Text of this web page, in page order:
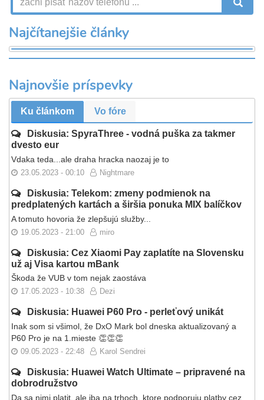
Najčítanejšie články
Najnovšie príspevky
Ku článkom Vo fóre
Diskusia: SpyraThree - vodná puška za takmer
dvesto eur
Vdaka teda...ale draha hracka naozaj je to
23.05.2023 - 00:10 Nightmare
Diskusia: Telekom: zmeny podmienok na
predplatených kartách a širšia ponuka MIX balíčkov
A tomuto hovoria že zlepšujú služby...
19.05.2023 - 21:00 miro
Diskusia: Cez Xiaomi Pay zaplatíte na Slovensku
už aj Visa kartou mBank
Škoda že VUB v tom nejak zaostáva
17.05.2023 - 10:38 Dezi
Diskusia: Huawei P60 Pro - perleťový unikát
Inak som si všimol, že DxO Mark bol dneska aktualizovaný a
P60 Pro je na 1.mieste 👏👏👏
09.05.2023 - 22:48 Karol Sendrei
Diskusia: Huawei Watch Ultimate – pripravené na
dobrodružstvo
Da sa nimi platit, ale iba na trhoch, ktore podporuju platby cez